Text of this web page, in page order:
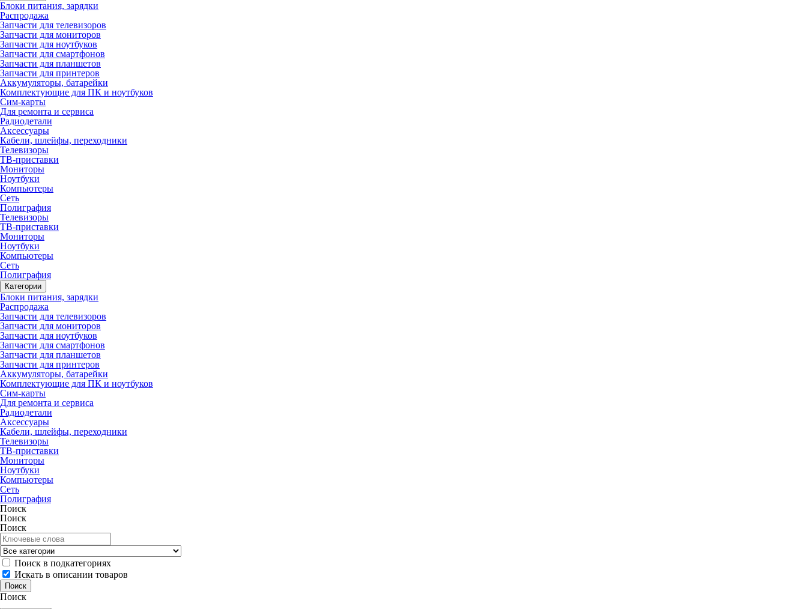
Блоки питания, зарядки
Распродажа
Запчасти для телевизоров
Запчасти для мониторов
Запчасти для ноутбуков
Запчасти для смартфонов
Запчасти для планшетов
Запчасти для принтеров
Аккумуляторы, батарейки
Комплектующие для ПК и ноутбуков
Сим-карты
Для ремонта и сервиса
Радиодетали
Аксессуары
Кабели, шлейфы, переходники
Телевизоры
ТВ-приставки
Мониторы
Ноутбуки
Компьютеры
Сеть
Полиграфия
Телевизоры
ТВ-приставки
Мониторы
Ноутбуки
Компьютеры
Сеть
Полиграфия
Категории
Блоки питания, зарядки
Распродажа
Запчасти для телевизоров
Запчасти для мониторов
Запчасти для ноутбуков
Запчасти для смартфонов
Запчасти для планшетов
Запчасти для принтеров
Аккумуляторы, батарейки
Комплектующие для ПК и ноутбуков
Сим-карты
Для ремонта и сервиса
Радиодетали
Аксессуары
Кабели, шлейфы, переходники
Телевизоры
ТВ-приставки
Мониторы
Ноутбуки
Компьютеры
Сеть
Полиграфия
Поиск
Поиск
Поиск
Поиск в подкатегориях
Искать в описании товаров
Поиск